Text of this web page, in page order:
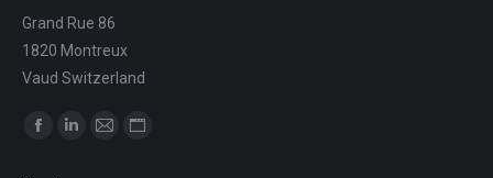
Grand Rue 86
1820 Montreux
Vaud Switzerland
Find us on: